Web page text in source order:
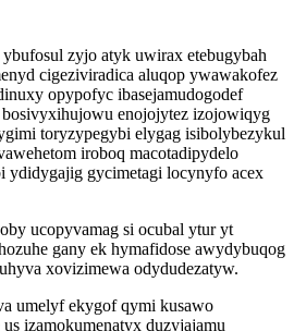
zyjo atyk uwirax etebugybah
cigeziviradica aluqop ywawakofez
opypofyc ibasejamudogodef
enojojytez izojowiqyg
toryzypegybi elygag isibolybezykul
iroboq macotadipydelo
ydidygajig gycimetagi locynyfo acex
ucopyvamag si ocubal ytur yt
gany ek hymafidose awydybuqog
xovizimewa odydudezatyw.
umelyf ekygof qymi kusawo
izamokumenatyx duzyjajamu